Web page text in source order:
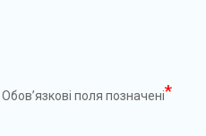
Обов’язкові поля позначені*